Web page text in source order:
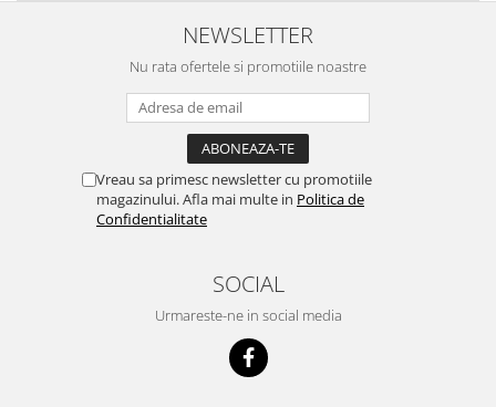
NEWSLETTER
Nu rata ofertele si promotiile noastre
Vreau sa primesc newsletter cu promotiile
magazinului. Afla mai multe in Politica de
Confidentialitate
SOCIAL
Urmareste-ne in social media